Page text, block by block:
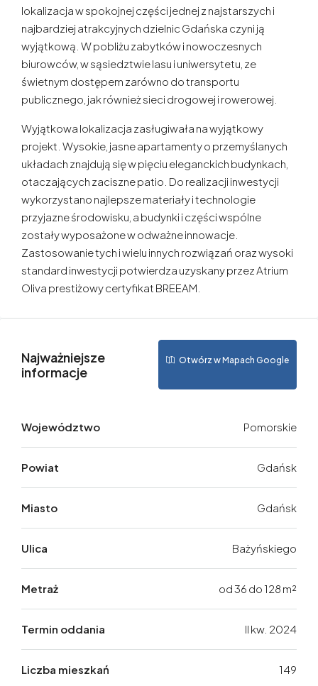
lokalizacja w spokojnej części jednej z najstarszych i
najbardziej atrakcyjnych dzielnic Gdańska czyni ją
wyjątkową. W pobliżu zabytków i nowoczesnych
biurowców, w sąsiedztwie lasu i uniwersytetu, ze
świetnym dostępem zarówno do transportu
publicznego, jak również sieci drogowej i rowerowej.
Wyjątkowa lokalizacja zasługiwała na wyjątkowy
projekt. Wysokie, jasne apartamenty o przemyślanych
układach znajdują się w pięciu eleganckich budynkach,
otaczających zaciszne patio. Do realizacji inwestycji
wykorzystano najlepsze materiały i technologie
przyjazne środowisku, a budynki i części wspólne
zostały wyposażone w odważne innowacje.
Zastosowanie tych i wielu innych rozwiązań oraz wysoki
standard inwestycji potwierdza uzyskany przez Atrium
Oliva prestiżowy certyfikat BREEAM.
Najważniejsze
informacje
Otwórz w Mapach Google
Województwo Pomorskie
Powiat Gdańsk
Miasto Gdańsk
Ulica Bażyńskiego
Metraż od 36 do 128 m²
Termin oddania II kw. 2024
Liczba mieszkań 149